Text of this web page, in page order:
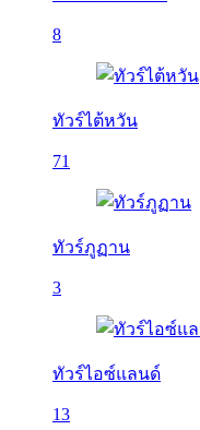
8
ทัวร์ไต้หวัน
71
ทัวร์ภูฏาน
3
ทัวร์ไอซ์แลนด์
13